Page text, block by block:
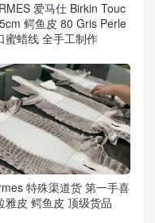
爱马仕 Birkin Touc
鳄鱼皮 80 Gris Perle
蜜蜡线 全手工制作
特殊渠道货 第一手喜
雅皮 鳄鱼皮 顶级货品